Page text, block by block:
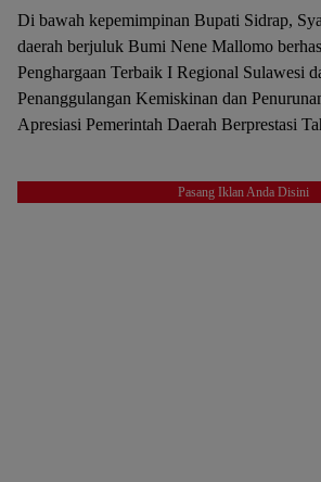
Di bawah kepemimpinan Bupati Sidrap,
daerah berjuluk Bumi Nene Mallomo
Penghargaan Terbaik I Regional Sulawesi
Penanggulangan Kemiskinan dan
Apresiasi Pemerintah Daerah Berprestasi
Pasang Iklan Anda Disini